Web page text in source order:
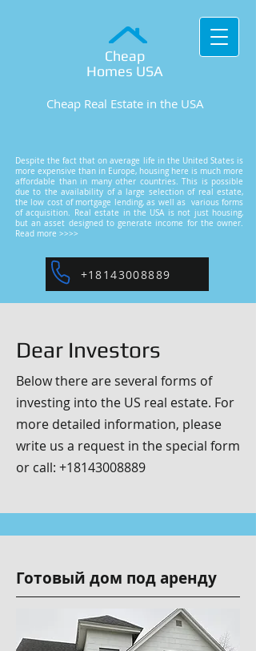
Cheap
Homes USA
Despite the fact that on average life in the United States is
more expensive than in Europe, housing here is much more
affordable than in many other countries. This is possible
due to the availability of a large selection of real estate,
the low cost of mortgage lending, as well as various forms
of acquisition. Real estate in the USA is not just housing,
but an asset designed to generate income for the owner.
Read more >>>>
Cheap Real Estate in the USA
+18143008889
Dear Investors
Below there are several forms of
investing into the US real estate. For
more detailed information, please
write us a request in the special form
or call: +18143008889
Готовый дом под аренду